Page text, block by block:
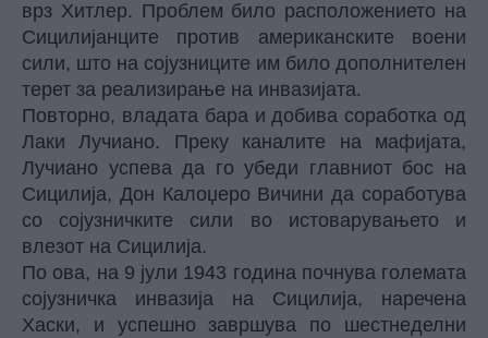
врз Хитлер. Проблем било расположението на
Сицилијанците против американските воени
сили, што на сојузниците им било дополнителен
терет за реализирање на инвазијата.
Повторно, владата бара и добива соработка од
Лаки Лучиано. Преку каналите на мафијата,
Лучиано успева да го убеди главниот бос на
Сицилија, Дон Калоџеро Вичини да соработува
со сојузничките сили во истоварувањето и
влезот на Сицилија.
По ова, на 9 јули 1943 година почнува големата
сојузничка инвазија на Сицилија, наречена
Хаски, и успешно завршува по шестнеделни